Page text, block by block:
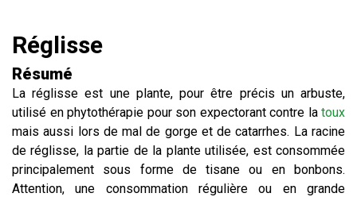
Réglisse
Résumé
La réglisse est une plante, pour être précis un arbuste,
utilisé en phytothérapie pour son expectorant contre la toux
mais aussi lors de mal de gorge et de catarrhes. La racine
de réglisse, la partie de la plante utilisée, est consommée
principalement sous forme de tisane ou en bonbons.
Attention, une consommation régulière ou en grande